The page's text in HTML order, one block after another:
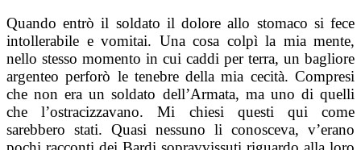
Quando entrò il soldato il dolore allo stomaco si fece
intollerabile e vomitai. Una cosa colpì la mia mente,
nello stesso momento in cui caddi per terra, un bagliore
argenteo perforò le tenebre della mia cecità. Compresi
che non era un soldato dell’Armata, ma uno di quelli
che l’ostracizzavano. Mi chiesi questi qui come
sarebbero stati. Quasi nessuno li conosceva, v’erano